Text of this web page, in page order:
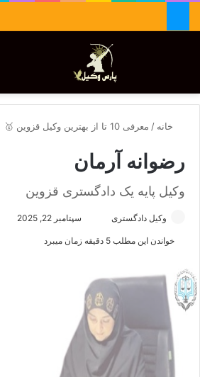
تغییر پوسته
خانه / معرفی 10 تا از بهترین وکیل قزوین 🥇【آپدیت جدید】⚖️
رضوانه آرمان
وکیل پایه یک دادگستری قزوین
وکیل دادگستری
ا
ی
م
ل
سپتامبر 22, 2025
خواندن این مطلب 5 دقیقه زمان میبرد